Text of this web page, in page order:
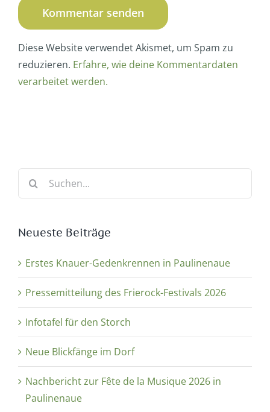
Diese Website verwendet Akismet, um Spam zu
reduzieren. Erfahre, wie deine Kommentardaten
verarbeitet werden.
Suche
Neueste Beiträge
Erstes Knauer-Gedenkrennen in Paulinenaue
Pressemitteilung des Frierock-Festivals 2026
Infotafel für den Storch
Neue Blickfänge im Dorf
Nachbericht zur Fête de la Musique 2026 in
Paulinenaue